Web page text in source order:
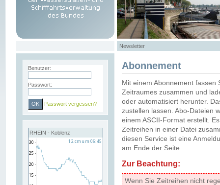
Newsletter
Benutzer:
Passwort:
Passwort vergessen?
RHEIN - Koblenz
Abonnement
Mit einem Abonnement
Zeitraumes zusammen und
oder automatisiert herunter.
zustellen lassen. Abo-Dateien
einem ASCII-Format erstellt.
Zeitreihen in einer Datei
diesen Service ist eine
am Ende der Seite.
Zur Beachtung:
Wenn Sie Zeitreihen nicht